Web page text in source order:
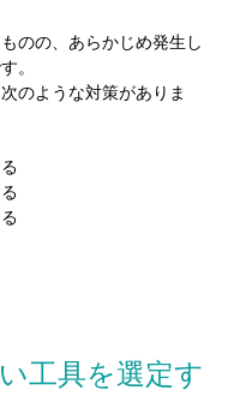
のの、あらかじめ発生し
。
のような対策がありま
工具を選定す